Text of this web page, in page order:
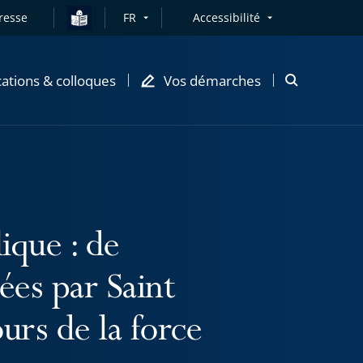
FR Accessibilité
& colloques Vos démarches
Ouvrir
: de
par Saint
de la force